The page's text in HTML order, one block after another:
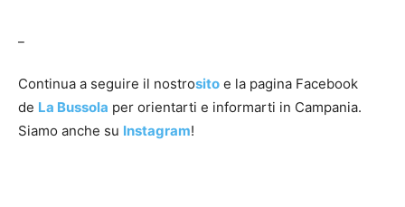
Continua a seguire il nostrosito e la pagina Facebook
de La Bussola per orientarti e informarti in Campania.
Siamo anche su Instagram!